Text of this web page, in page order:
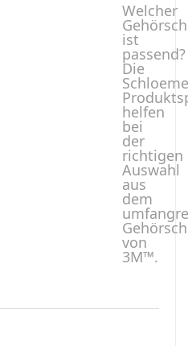
Welcher
ist
passend?
Die
helfen
bei
der
richtigen
Auswahl
aus
dem
von
3M™.